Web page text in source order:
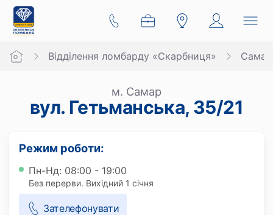
Відділення ломбарду «Скарбниця» Самар
м. Самар
вул. Гетьманська, 35/21
Режим роботи:
Пн-Нд: 08:00 - 19:00
Без перерви. Вихідний 1 січня
Зателефонувати